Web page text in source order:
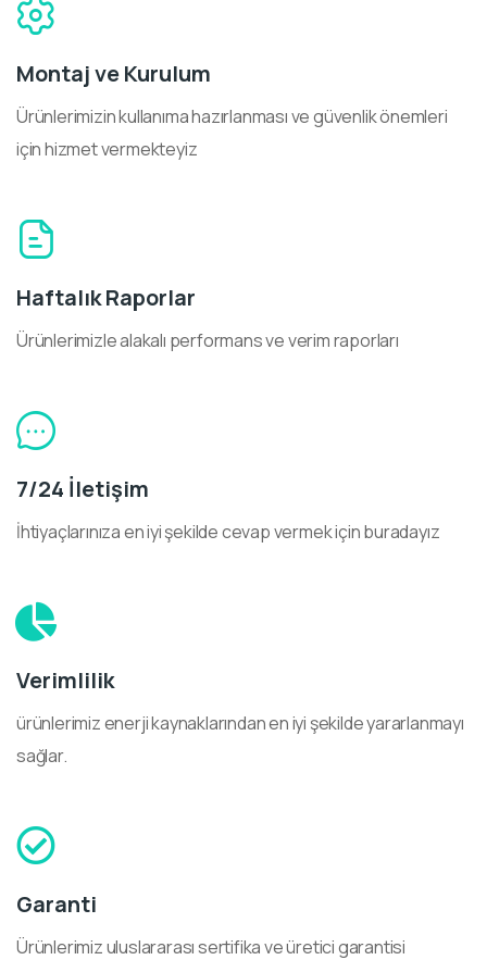
Montaj ve Kurulum
Ürünlerimizin kullanıma hazırlanması ve güvenlik önemleri
için hizmet vermekteyiz
Haftalık Raporlar
Ürünlerimizle alakalı performans ve verim raporları
7/24 İletişim
İhtiyaçlarınıza en iyi şekilde cevap vermek için buradayız
Verimlilik
ürünlerimiz enerji kaynaklarından en iyi şekilde yararlanmayı
sağlar.
Garanti
Ürünlerimiz uluslararası sertifika ve üretici garantisi